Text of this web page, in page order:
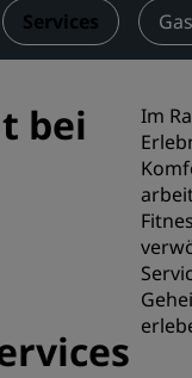
Services
bei
Im